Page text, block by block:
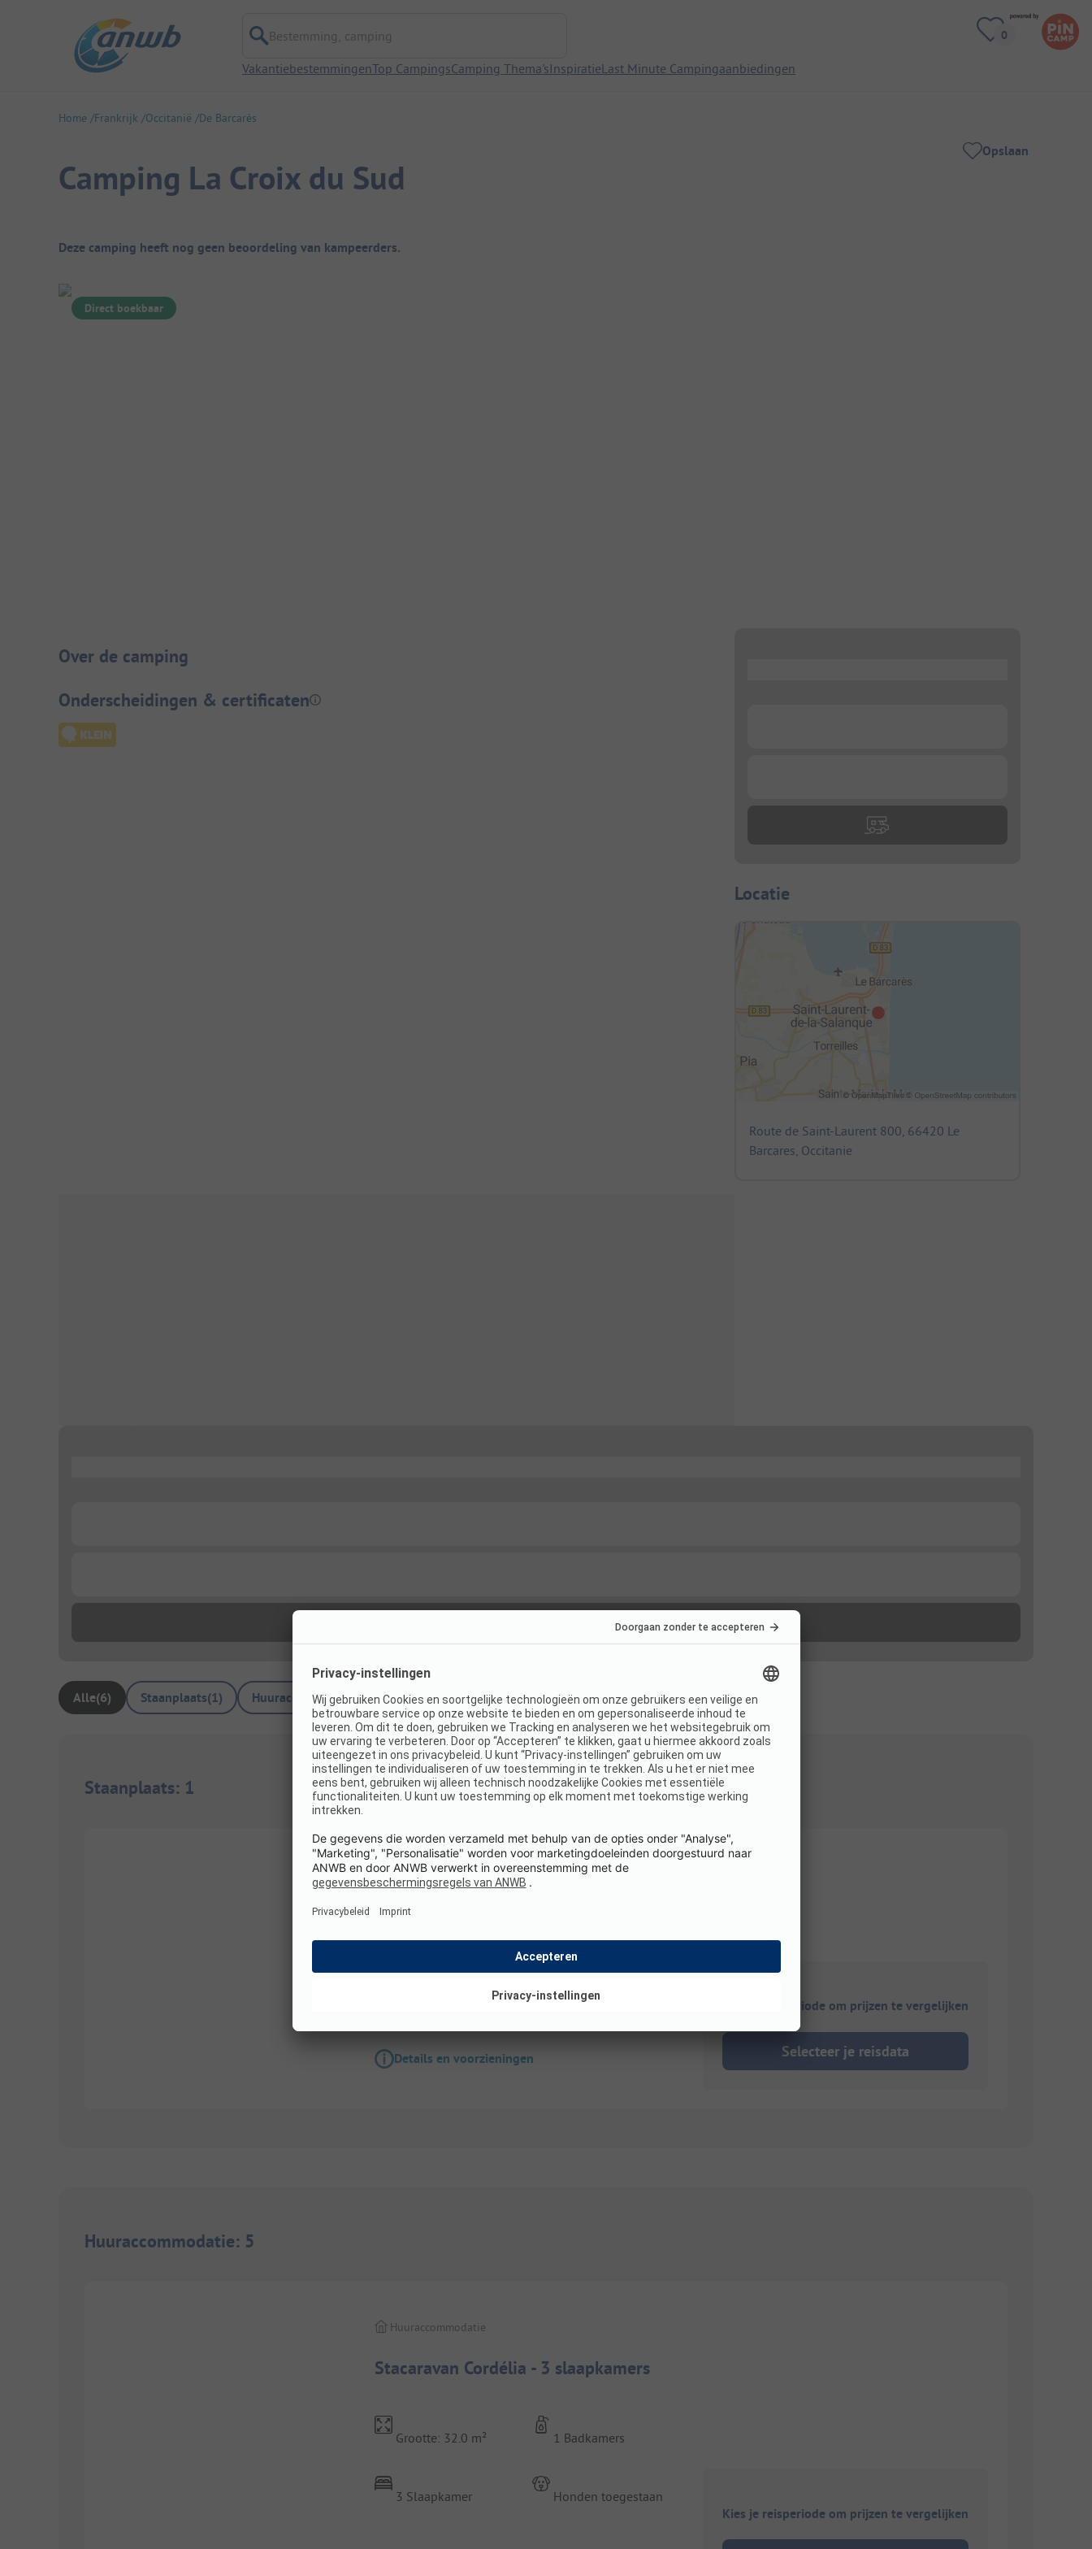
Bestemming, camping
VakantiebestemmingenTop CampingsCamping Thema'sInspiratieLast Minute Campingaanbiedingen
Home Frankrijk Occitanië De Barcarès
Camping La Croix du Sud
Opslaan
Camping overzicht
Deze camping heeft nog geen beoordeling van kampeerders.
Direct boekbaar
Camping introductie
Over de camping
Onderscheidingen & certificaten
Locatie
Route de Saint-Laurent 800, 66420 Le
Barcares, Occitanie
Alle(6) Staanplaats(1) Huuraccommodaties(5)
Staanplaats: 1
Comfort standplaats pakket
Staanplaats
Details en voorzieningen
Kies je reisperiode om prijzen te vergelijken
Selecteer je reisdata
Huuraccommodatie: 5
Stacaravan Cordélia - 3 slaapkamers
Huuraccommodatie
Grootte: 32.0 m²
3 Slaapkamer
1 Badkamers
Honden toegestaan
Kies je reisperiode om prijzen te vergelijken